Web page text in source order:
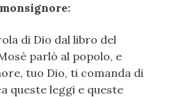
di Dio dal libro del
parlò al popolo, e
tuo Dio, ti comanda di
queste leggi e queste